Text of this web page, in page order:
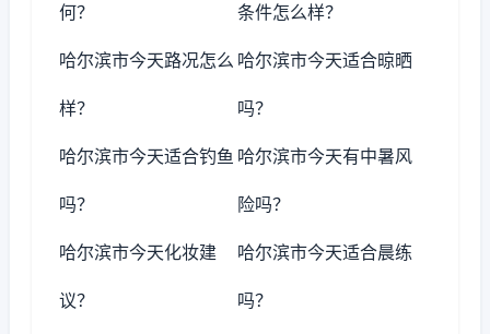
何？ 条件怎么样？
哈尔滨市今天路况怎么
样？
哈尔滨市今天适合晾晒
吗？
哈尔滨市今天适合钓鱼
吗？
哈尔滨市今天有中暑风
险吗？
哈尔滨市今天化妆建
议？
哈尔滨市今天适合晨练
吗？